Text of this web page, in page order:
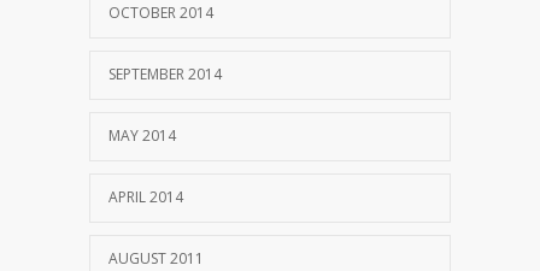
OCTOBER 2014
SEPTEMBER 2014
MAY 2014
APRIL 2014
AUGUST 2011